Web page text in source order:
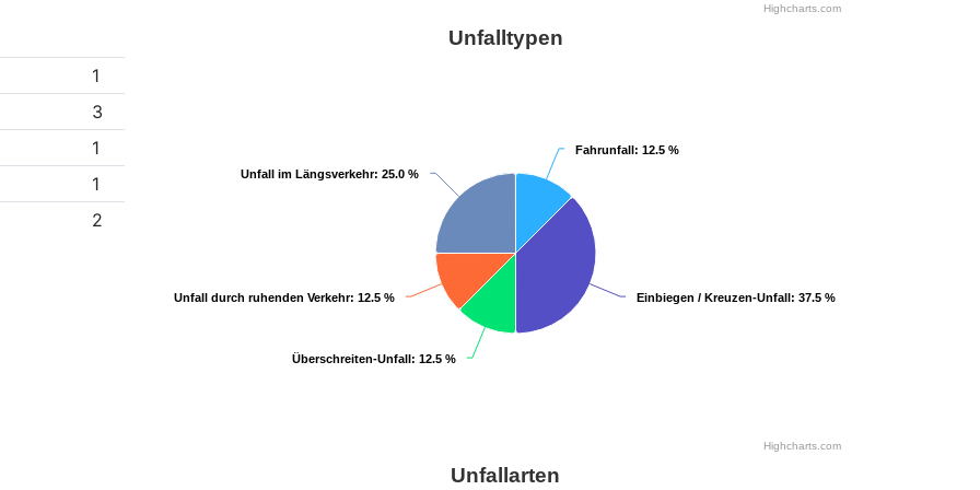
Highcharts.com
1
3
1
1
2
Unfalltypen
Fahrunfall: 12.5 %
Fahrunfall: 12.5 %
Einbiegen / Kreuzen-Unfall: 37.5 %
Einbiegen / Kreuzen-Unfall: 37.5 %
Überschreiten-Unfall: 12.5 %
Überschreiten-Unfall: 12.5 %
Unfall durch ruhenden Verkehr: 12.5 %
Unfall durch ruhenden Verkehr: 12.5 %
Unfall im Längsverkehr: 25.0 %
Unfall im Längsverkehr: 25.0 %
Highcharts.com
Unfallarten